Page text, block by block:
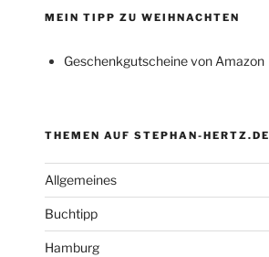
MEIN TIPP ZU WEIHNACHTEN
Geschenkgutscheine von Amazon
THEMEN AUF STEPHAN-HERTZ.DE
Allgemeines
Buchtipp
Hamburg